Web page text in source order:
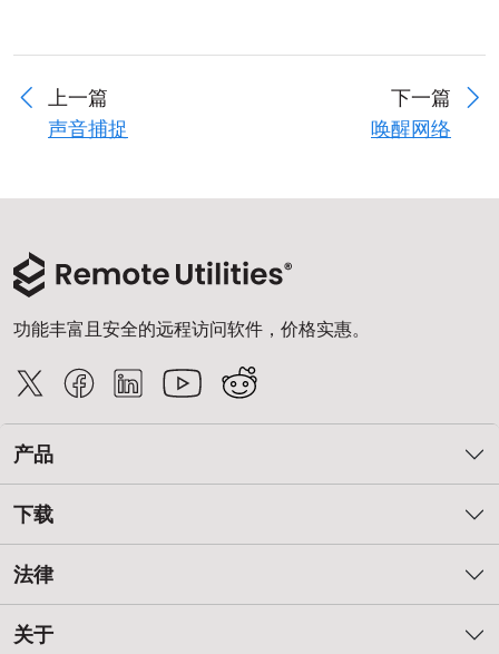
上一篇
声音捕捉
下一篇
唤醒网络
功能丰富且安全的远程访问软件，价格实惠。
产品
下载
法律
关于